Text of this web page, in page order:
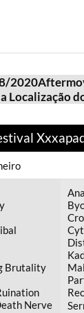
2020
Localização
Brutality
Nerve